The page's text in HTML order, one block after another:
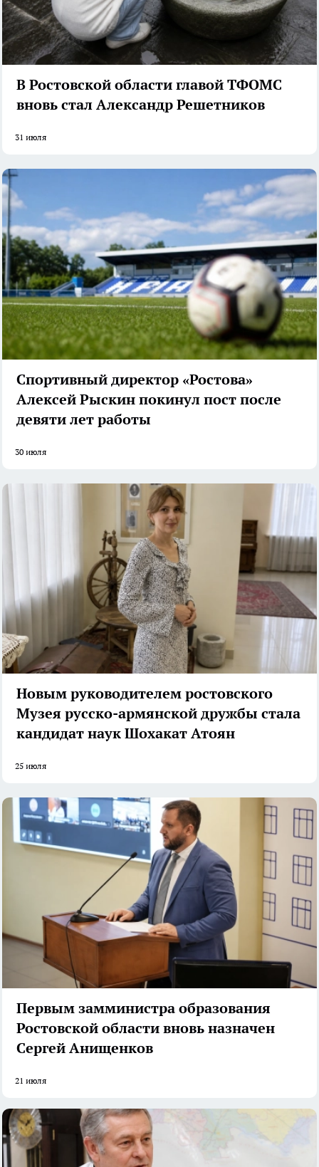
В Ростовской области главой ТФОМС
вновь стал Александр Решетников
31 июля
Спортивный директор «Ростова»
Алексей Рыскин покинул пост после
девяти лет работы
30 июля
Новым руководителем ростовского
Музея русско-армянской дружбы стала
кандидат наук Шохакат Атоян
25 июля
Первым замминистра образования
Ростовской области вновь назначен
Сергей Анищенков
21 июля